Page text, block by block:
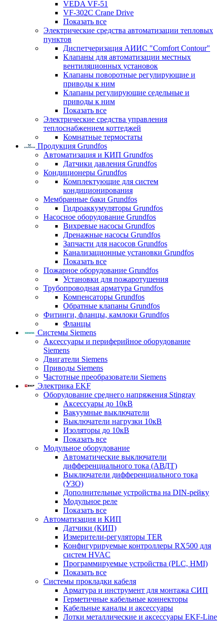
VEDA VF-51
VF-302C Crane Drive
Показать все
Электрические средства автоматизации тепловых
пунктов
Диспетчеризация АИИС "Comfort Contour"
Клапаны для автоматизации местных
вентиляционных установок
Клапаны поворотные регулирующие и
приводы к ним
Клапаны регулирующие седельные и
приводы к ним
Показать все
Электрические средства управления
теплоснабжением коттеджей
Комнатные термостаты
Продукция Grundfos
Автоматизация и КИП Grundfos
Датчики давления Grundfos
Кондиционеры Grundfos
Комплектующие для систем
кондиционирования
Мембранные баки Grundfos
Гидроаккумуляторы Grundfos
Насосное оборудование Grundfos
Вихревые насосы Grundfos
Дренажные насосы Grundfos
Запчасти для насосов Grundfos
Канализационные установки Grundfos
Показать все
Пожарное оборудование Grundfos
Установки для пожаротушения
Трубопроводная арматура Grundfos
Компенсаторы Grundfos
Обратные клапаны Grundfos
Фитинги, фланцы, камлоки Grundfos
Фланцы
Системы Siemens
Аксессуары и периферийное оборудование
Siemens
Двигатели Siemens
Приводы Siemens
Частотные преобразователи Siemens
Электрика EKF
Оборудование среднего напряжения Stingray
Аксессуары до 10кВ
Вакуумные выключатели
Выключатели нагрузки 10кВ
Изоляторы до 10кВ
Показать все
Модульное оборудование
Автоматические выключатели
дифференциального тока (АВДТ)
Выключатели дифференциального тока
(УЗО)
Дополнительные устройства на DIN-рейку
Модульное реле
Показать все
Автоматизация и КИП
Датчики (КИП)
Измерители-регуляторы TER
Конфигурируемые контроллеры RX500 для
систем HVAC
Программируемые устройства (PLC, HMI)
Показать все
Системы прокладки кабеля
Арматура и инструмент для монтажа СИП
Герметичные кабельные коннекторы
Кабельные каналы и аксессуары
Лотки металлические и аксессуары EKF-Line